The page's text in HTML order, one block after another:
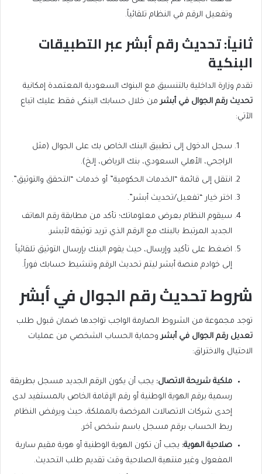
وتفعيل الرقم في النظام تلقائياً.
ثانياً: تحديث رقم أبشر عبر التطبيقات
البنكية
تقدم وزارة الداخلية بالتنسيق مع البنوك السعودية المعتمدة إمكانية
تحديث رقم الجوال في أبشر من خلال حسابك البنكي فقط عليك اتباع
الآتي:
سجل الدخول إلى تطبيق البنك الخاص بك على الجوال (مثل
الراجحي، الأهلي السعودي، بنك الرياض، إلخ).
انتقل إلى قائمة “الخدمات الحكومية” أو خدمات “التحقق والتوثيق”.
اختر خيار “تفعيل/تحديث أبشر”.
سيقوم النظام بعرض معلوماتك؛ تأكد من مطابقة رقم الهاتف
الجديد المرتبط بالبنك مع الرقم الذي تريد توثيقه لأبشر.
اضغط على تأكيد وإرسال، حيث يقوم البنك بإرسال التوثيق تلقائياً
إلى خوادم منصة أبشر ليتم تحديث الرقم وتنشيط حسابك فوراً.
شروط تحديث رقم الجوال في أبشر
توجد مجموعة من الشروط الصارمة الواجب تواجدها ضمان قبول طلب
تعديل رقم الجوال في أبشروحماية الحساب الشخصي من عمليات
الاحتيال والاختراق:
ملكية شريحة الاتصال: يجب أن يكون الرقم الجديد مسجل بطريقة
رسمية برقم الهوية الوطنية أو رقم الإقامة الخاص بالمستفيد لدى
إحدى شركات الاتصالات المرخصة بالمملكة، حيث ويرفض النظام
ربط الحساب برقم مسجل باسم شخص آخر.
صلاحية الهوية: يجب أن تكون الهوية الوطنية أو هوية مقيم سارية
المفعول وغير منتهية الصلاحية وقت تقديم طلب التحديث.